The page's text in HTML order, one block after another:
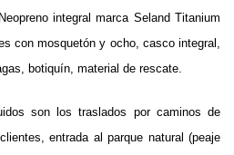
integral marca Seland Titanium
con mosquetón y ocho, casco integral,
botiquín, material de rescate.
son los traslados por caminos de
entrada al parque natural (peaje